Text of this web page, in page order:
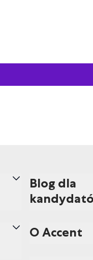
Blog dla
O Accent